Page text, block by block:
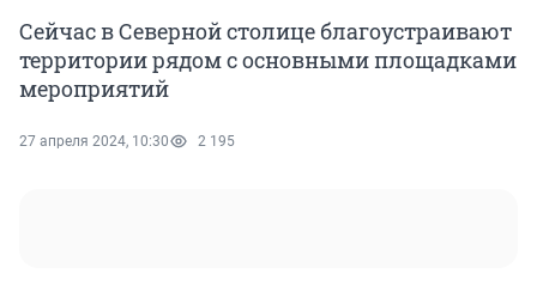
Сейчас в Северной столице благоустраивают
территории рядом с основными площадками
мероприятий
27 апреля 2024, 10:30 2 195